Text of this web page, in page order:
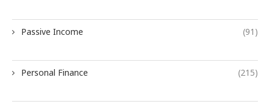
Passive Income (91)
Personal Finance (215)